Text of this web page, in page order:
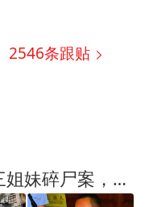
2546条跟贴
恶魔就住在对门！南宁三姐妹碎尸案，那2个抛尸袋，证明天网恢恢